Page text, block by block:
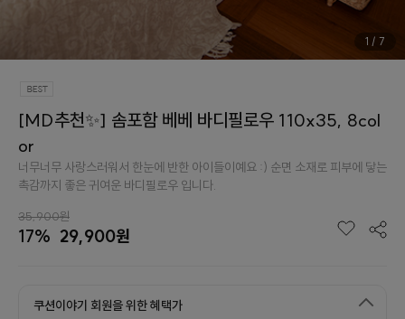
1 / 7
[MD추천✨] 솜포함 베베 바디필로우 110x35, 8col
or
너무너무 사랑스러워서 한눈에 반한 아이들이예요 :) 순면 소재로 피부에 닿는
촉감까지 좋은 귀여운 바디필로우 입니다.
35,900원
17% 29,900원
쿠션이야기 회원을 위한 혜택가